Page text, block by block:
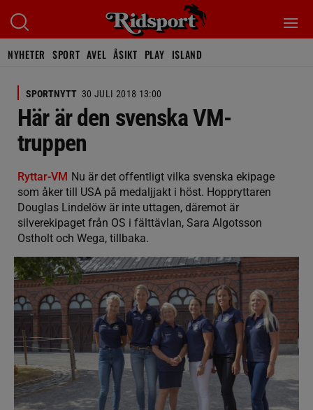
NYHETER SPORT AVEL ÅSIKT PLAY ISLAND
SPORTNYTT 30 JULI 2018 13:00
Här är den svenska VM-
truppen
Ryttar-VM Nu är det offentligt vilka svenska ekipage
som åker till USA på medaljjakt i höst. Hoppryttaren
Douglas Lindelöw är inte uttagen, däremot är
silverekipaget från OS i fälttävlan, Sara Algotsson
Ostholt och Wega, tillbaka.